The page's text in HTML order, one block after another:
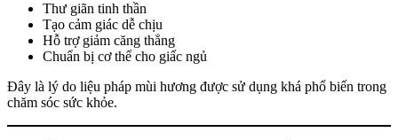
Thư giãn tinh thần
Tạo cảm giác dễ chịu
Hỗ trợ giảm căng thẳng
Chuẩn bị cơ thể cho giấc ngủ
Đây là lý do liệu pháp mùi hương được sử dụng khá phổ biến trong
chăm sóc sức khỏe.